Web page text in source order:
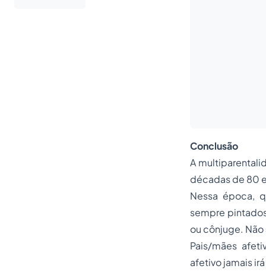
Conclusão
A
décadas de 80
Nessa época,
sempre
ou cônjuge. Não
Pais/mães
afetivo jamais